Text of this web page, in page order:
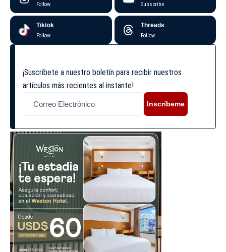
Follow Subscribe
Tiktok
Follow
Threads
Follow
¡Suscríbete a nuestro boletín para recibir nuestros
artículos más recientes al instante!
Inscríbeme